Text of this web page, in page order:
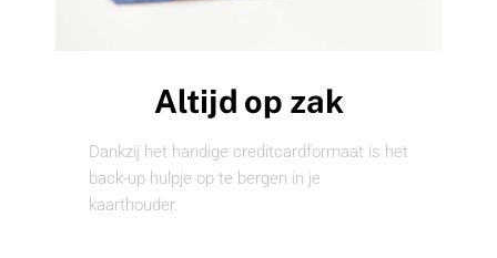
Altijd op zak
Dankzij het handige creditcardformaat is het
back-up hulpje op te bergen in je
kaarthouder.